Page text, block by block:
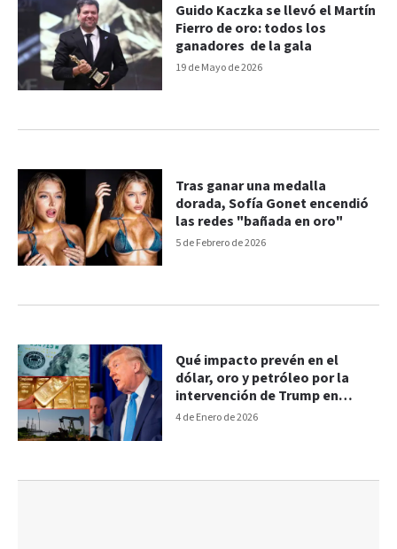
19 de Mayo de 2026
Guido Kaczka se llevó el Martín
Fierro de oro: todos los
ganadores de la gala
5 de Febrero de 2026
Tras ganar una medalla
dorada, Sofía Gonet encendió
las redes "bañada en oro"
4 de Enero de 2026
Qué impacto prevén en el
dólar, oro y petróleo por la
intervención de Trump en
Venezuela